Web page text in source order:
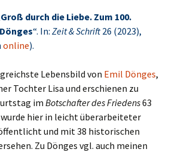
Groß durch die Liebe. Zum 100.
“. In: Zeit & Schrift26 (2023),
online).
Lebensbild von Emil Dönges,
Tochter Lisa und erschienen zu
im Botschafter des Friedens63
wurde hier in leicht überarbeiteter
und mit 38 historischen
Zu Dönges vgl. auch meinen